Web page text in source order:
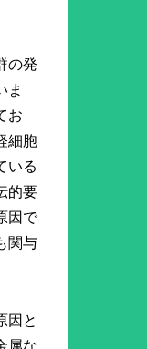
の発
ま
お
細胞
いる
的要
因で
関与
因と
属な